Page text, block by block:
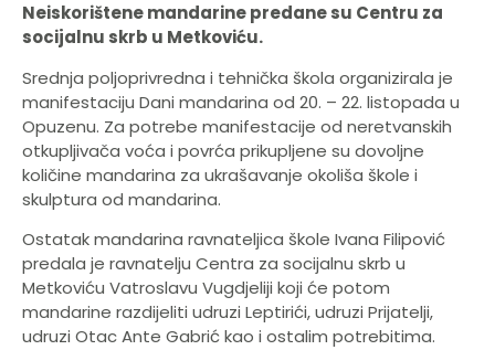
Neiskorištene mandarine predane su Centru za
socijalnu skrb u Metkoviću.
Srednja poljoprivredna i tehnička škola organizirala je
manifestaciju Dani mandarina od 20. – 22. listopada u
Opuzenu. Za potrebe manifestacije od neretvanskih
otkupljivača voća i povrća prikupljene su dovoljne
količine mandarina za ukrašavanje okoliša škole i
skulptura od mandarina.
Ostatak mandarina ravnateljica škole Ivana Filipović
predala je ravnatelju Centra za socijalnu skrb u
Metkoviću Vatroslavu Vugdjeliji koji će potom
mandarine razdijeliti udruzi Leptirići, udruzi Prijatelji,
udruzi Otac Ante Gabrić kao i ostalim potrebitima.